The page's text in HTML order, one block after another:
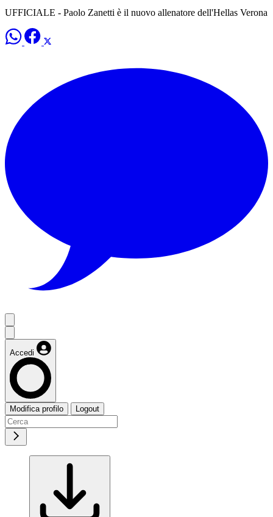
UFFICIALE - Paolo Zanetti è il nuovo allenatore dell'Hellas Verona
Accedi
Modifica profilo Logout